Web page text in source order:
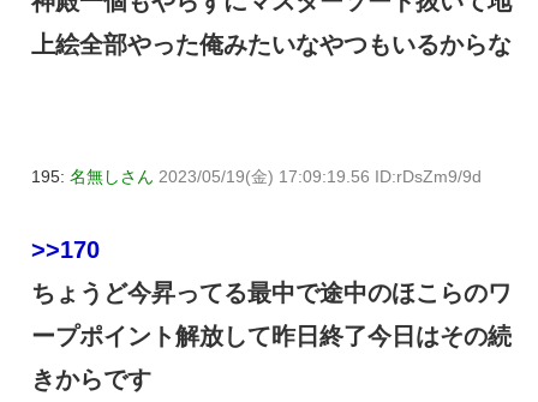
上絵全部やった俺みたいなやつもいるからな
195: 名無しさん 2023/05/19(金) 17:09:19.56 ID:rDsZm9/9d
>>170
ちょうど今昇ってる最中で途中のほこらのワ
ープポイント解放して昨日終了今日はその続
きからです